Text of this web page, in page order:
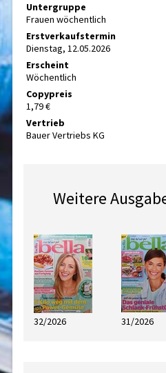
Untergruppe
Frauen wöchentlich
Erstverkaufstermin
Dienstag, 12.05.2026
Erscheint
Wöchentlich
Copypreis
1,79 €
Vertrieb
Bauer Vertriebs KG
Weitere
32/2026 31/2026